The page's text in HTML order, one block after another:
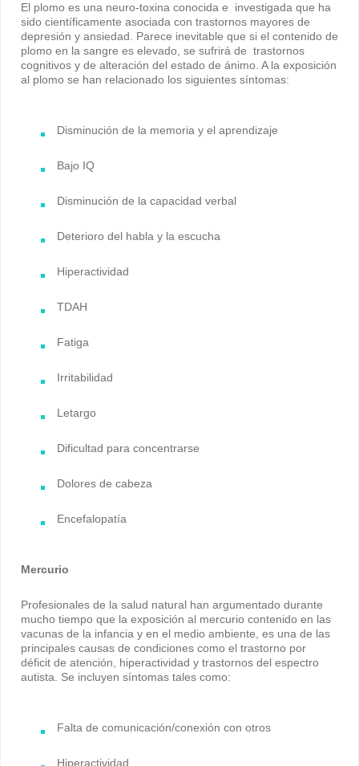
El plomo es una neuro-toxina conocida e investigada que ha
sido científicamente asociada con trastornos mayores de
depresión y ansiedad. Parece inevitable que si el contenido de
plomo en la sangre es elevado, se sufrirá de trastornos
cognitivos y de alteración del estado de ánimo. A la exposición
al plomo se han relacionado los siguientes síntomas:
Disminución de la memoria y el aprendizaje
Bajo IQ
Disminución de la capacidad verbal
Deterioro del habla y la escucha
Hiperactividad
TDAH
Fatiga
Irritabilidad
Letargo
Dificultad para concentrarse
Dolores de cabeza
Encefalopatía
Mercurio
Profesionales de la salud natural han argumentado durante
mucho tiempo que la exposición al mercurio contenido en las
vacunas de la infancia y en el medio ambiente, es una de las
principales causas de condiciones como el trastorno por
déficit de atención, hiperactividad y trastornos del espectro
autista. Se incluyen síntomas tales como:
Falta de comunicación/conexión con otros
Hiperactividad